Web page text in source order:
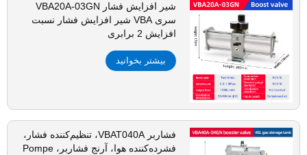
شیر افزایش فشار VBA20A-03GN
سری VBA شیر افزایش فشار نسبت
افزایش 2 برابری
بیشتر بخوانید
فشاربر VBAT040A، تنظیم‌کننده فشار،
فشرده‌کننده هوا، آرنج فشاربر، Pompe